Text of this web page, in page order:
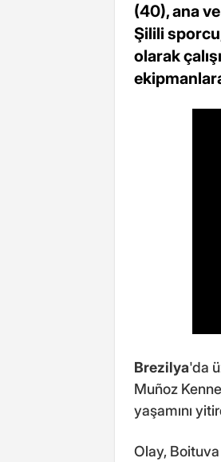
(40), ana
Şilili
olarak
Brezilya'da
Muñoz
yaşamını
Olay,